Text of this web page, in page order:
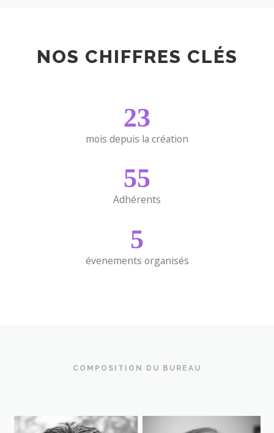
NOS CHIFFRES CLÉS
23
mois depuis la création
55
Adhérents
5
évenements organisés
COMPOSITION DU BUREAU